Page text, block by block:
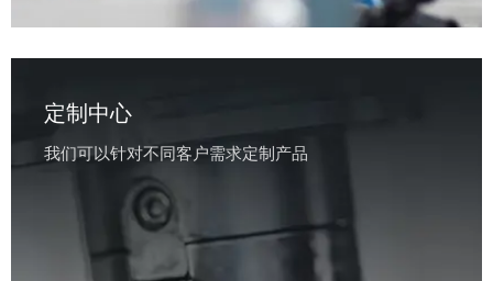
定制中心
我们可以针对不同客户需求定制产品